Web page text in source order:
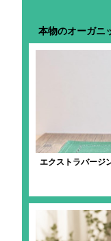
本物のオーガニ
エクストラバージ
ーブ100%｜冷凍
味わいのアルベ